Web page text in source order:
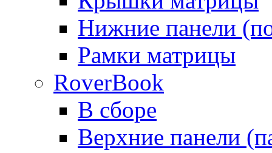
Нижние панели
Рамки матрицы
RoverBook
В сборе
Верхние панели